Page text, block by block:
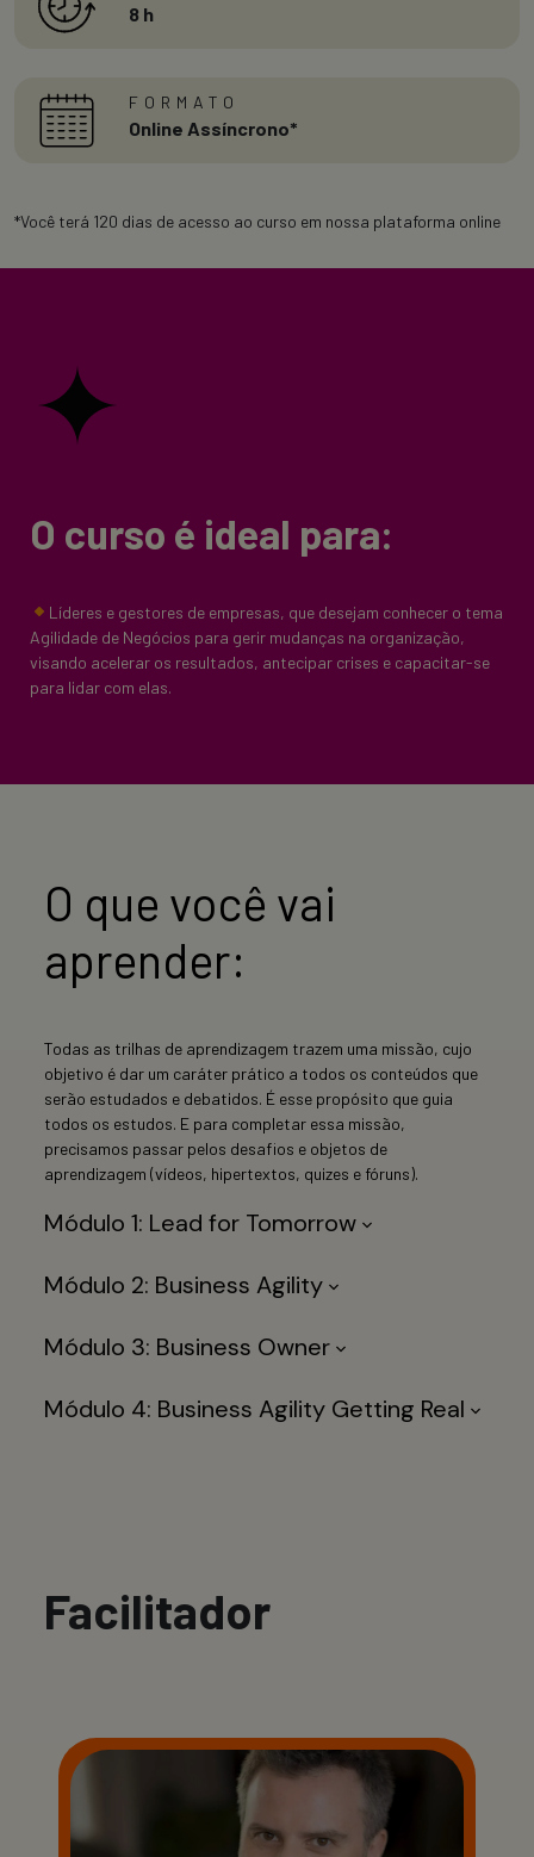
8 h
FORMATO
Online Assíncrono*
*Você terá 120 dias de acesso ao curso em nossa plataforma online
O curso é ideal para:
Líderes e gestores de empresas, que desejam conhecer o tema
Agilidade de Negócios para gerir mudanças na organização,
visando acelerar os resultados, antecipar crises e capacitar-se
para lidar com elas.
O que você vai
aprender:
Todas as trilhas de aprendizagem trazem uma missão, cujo
objetivo é dar um caráter prático a todos os conteúdos que
serão estudados e debatidos. É esse propósito que guia
todos os estudos. E para completar essa missão,
precisamos passar pelos desafios e objetos de
aprendizagem (vídeos, hipertextos, quizes e fóruns).
Módulo 1: Lead for Tomorrow
Módulo 2: Business Agility
Módulo 3: Business Owner
Módulo 4: Business Agility Getting Real
Facilitador